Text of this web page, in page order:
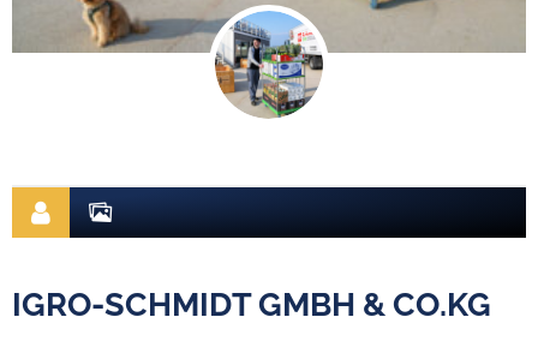
IGRO-SCHMIDT GMBH & CO.KG